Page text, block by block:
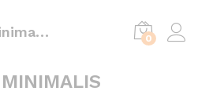
Tempat Tidur Minimalis Modern 0